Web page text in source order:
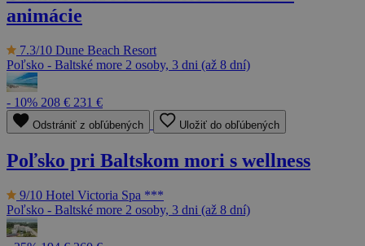
animácie
7.3/10 Dune Beach Resort
Poľsko - Baltské more 2 osoby, 3 dni (až 8 dní)
- 10% 208 € 231 €
Odstrániť z obľúbených Uložiť do obľúbených
Poľsko pri Baltskom mori s wellness
9/10 Hotel Victoria Spa ***
Poľsko - Baltské more 2 osoby, 3 dni (až 8 dní)